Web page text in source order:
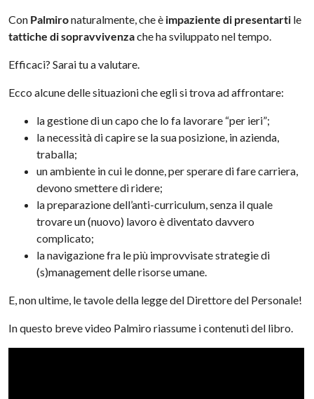
Con Palmironaturalmente, che è impaziente di presentarti le
tattiche di sopravvivenzache ha sviluppato nel tempo.
Efficaci? Sarai tu a valutare.
Ecco alcune delle situazioni che egli si trova ad affrontare:
la gestione di un capo che lo fa lavorare “per ieri”;
la necessità di capire se la sua posizione, in azienda,
traballa;
un ambiente in cui le donne, per sperare di fare carriera,
devono smettere di ridere;
la preparazione dell’anti-curriculum, senza il quale
trovare un (nuovo) lavoro è diventato davvero
complicato;
la navigazione fra le più improvvisate strategie di
(s)management delle risorse umane.
E, non ultime, le tavole della legge del Direttore del Personale!
In questo breve video Palmiro riassume i contenuti del libro.